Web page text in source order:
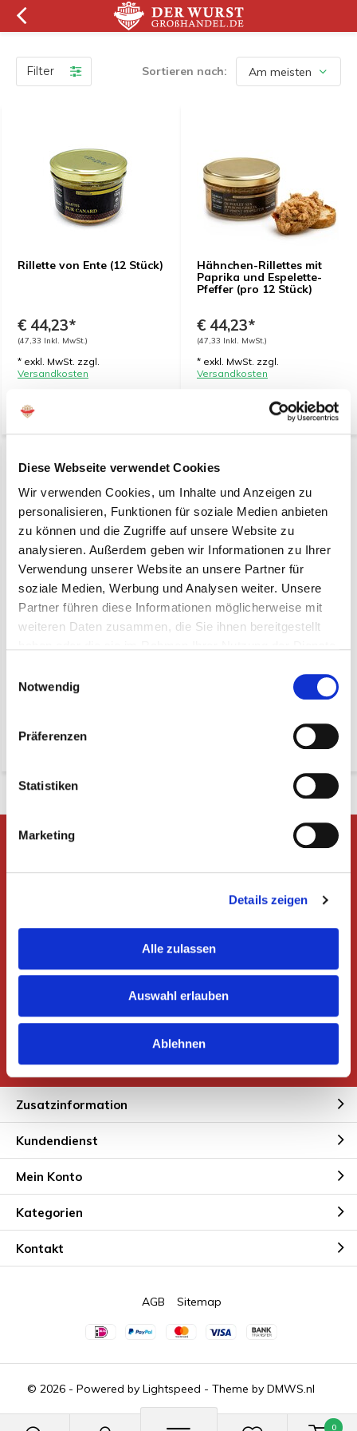
Diese Webseite verwendet Cookies
Wir verwenden Cookies, um Inhalte und Anzeigen zu
personalisieren, Funktionen für soziale Medien anbieten
zu können und die Zugriffe auf unsere Website zu
analysieren. Außerdem geben wir Informationen zu Ihrer
Verwendung unserer Website an unsere Partner für
soziale Medien, Werbung und Analysen weiter. Unsere
Partner führen diese Informationen möglicherweise mit
weiteren Daten zusammen, die Sie ihnen bereitgestellt
Notwendig
Präferenzen
Statistiken
Marketing
Details zeigen
Alle zulassen
Auswahl erlauben
Ablehnen
0
Filter Sortieren nach:
Rillette von Ente (12 Stück)
€ 44,23*
(47,33 Inkl. MwSt.)
* exkl. MwSt. zzgl.
Versandkosten
-
Hähnchen-Rillettes mit
Paprika und Espelette-
Pfeffer (pro 12 Stück)
€ 44,23*
(47,33 Inkl. MwSt.)
* exkl. MwSt. zzgl.
Versandkosten
Klassische Rinder-Rillettes
(pro 12 Stück)
- +
Winzer-Terrine mit Saint-
Émilion (pro 6 Stück)
Gibt es Fragen oder möchten Sie
senden Sie eine E-Mail an
Erhalten Sie die neuesten Angebote und
Abonnieren
Zusatzinformation
Kundendienst
Mein Konto
Kategorien
Kontakt
© 2026 - Powered by Lightspeed - Theme by DMWS.nl
AGB Sitemap